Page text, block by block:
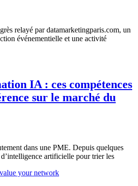
relayé par datamarketingparis.com, un
événementielle et une activité
IA : ces compétences
sur le marché du
dans une PME. Depuis quelques
artificielle pour trier les